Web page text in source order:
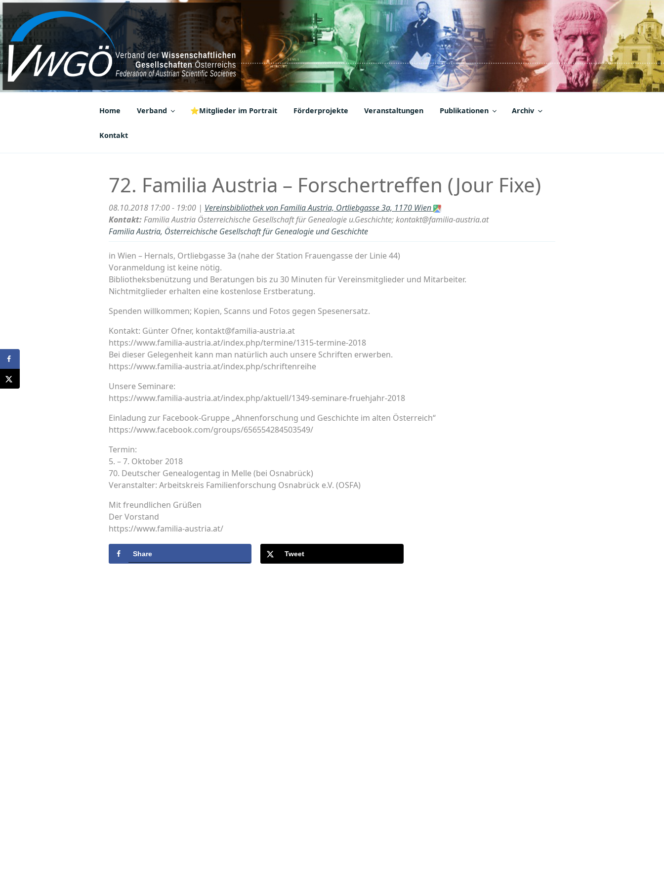
Zum
Inhalt
springen
VWGÖ
Federation of Austrian Scientific Societies
Home Verband ⭐Mitglieder im Portrait Förderprojekte Veranstaltungen Publikationen Archiv
Kontakt
72. Familia Austria – Forschertreffen (Jour Fixe)
08.10.2018 17:00 - 19:00 | Vereinsbibliothek von Familia Austria, Ortliebgasse 3a, 1170 Wien
Kontakt:Familia Austria Österreichische Gesellschaft für Genealogie u.Geschichte; kontakt@familia-austria.at
Familia Austria, Österreichische Gesellschaft für Genealogie und Geschichte
in Wien – Hernals, Ortliebgasse 3a (nahe der Station Frauengasse der Linie 44)
Voranmeldung ist keine nötig.
Bibliotheksbenützung und Beratungen bis zu 30 Minuten für Vereinsmitglieder und Mitarbeiter.
Nichtmitglieder erhalten eine kostenlose Erstberatung.
Spenden willkommen; Kopien, Scanns und Fotos gegen Spesenersatz.
Kontakt: Günter Ofner, kontakt@familia-austria.at
https://www.familia-austria.at/index.php/termine/1315-termine-2018
Bei dieser Gelegenheit kann man natürlich auch unsere Schriften erwerben.
https://www.familia-austria.at/index.php/schriftenreihe
Unsere Seminare:
https://www.familia-austria.at/index.php/aktuell/1349-seminare-fruehjahr-2018
Einladung zur Facebook-Gruppe „Ahnenforschung und Geschichte im alten Österreich“
https://www.facebook.com/groups/656554284503549/
Termin:
5. – 7. Oktober 2018
70. Deutscher Genealogentag in Melle (bei Osnabrück)
Veranstalter: Arbeitskreis Familienforschung Osnabrück e.V. (OSFA)
Mit freundlichen Grüßen
Der Vorstand
https://www.familia-austria.at/
Share Tweet